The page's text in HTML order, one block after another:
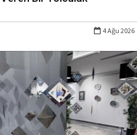
4 Ağu 2026